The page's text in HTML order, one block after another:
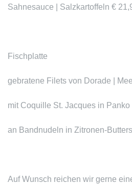
Sahnesauce | Salzkartoffeln €
Fischplatte
gebratene Filets von Dorade |
mit Coquille St. Jacques in Panko
an Bandnudeln in Zitronen-
Auf Wunsch reichen wir gerne